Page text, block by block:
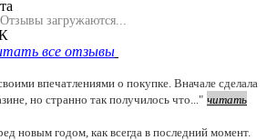
Отзывы загружаются...
все отзывы
впечатлениями о покупке. Вначале сделала
но странно так получилось что..." читать
новым годом, как всегда в последний момент.